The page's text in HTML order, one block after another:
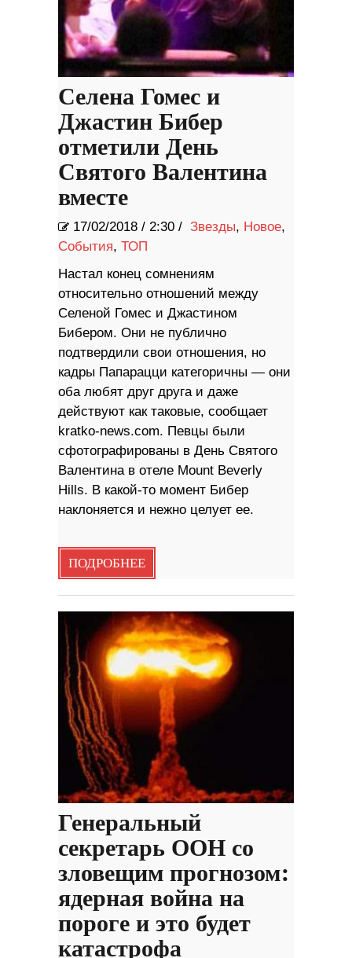
Селена Гомес и
Джастин Бибер
отметили День
Святого Валентина
вместе
17/02/2018 / 2:30 / Звезды, Новое,
События, ТОП
Настал конец сомнениям
относительно отношений между
Селеной Гомес и Джастином
Бибером. Они не публично
подтвердили свои отношения, но
кадры Папарацци категоричны — они
оба любят друг друга и даже
действуют как таковые, сообщает
kratko-news.com. Певцы были
сфотографированы в День Святого
Валентина в отеле Mount Beverly
Hills. В какой-то момент Бибер
наклоняется и нежно целует ее.
ПОДРОБНЕЕ
Генеральный
секретарь ООН со
зловещим прогнозом:
ядерная война на
пороге и это будет
катастрофа